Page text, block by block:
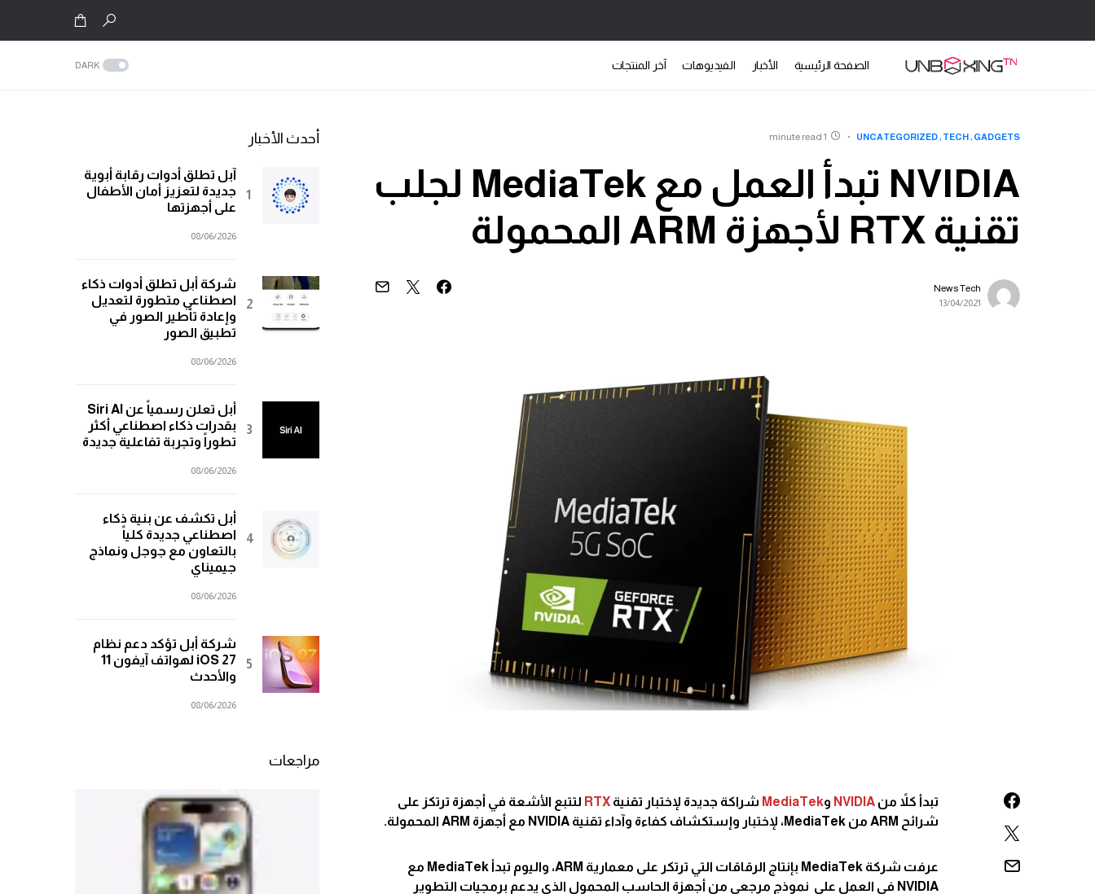
الصفحة الرئيسية الأخبار الفيديوهات آخر المنتجات DARK
GADGETS
TECH
UNCATEGORIZED
1 minute read
NVIDIA تبدأ العمل مع MediaTek لجلب
تقنية RTX لأجهزة ARM المحمولة
News Tech
13/04/2021
تبدأ كلاً من NVIDIA وMediaTek شراكة جديدة لإختبار تقنية RTX لتتبع الأشعة في أجهزة ترتكز على
شرائح ARM من MediaTek، لإختبار وإستكشاف كفاءة وآداء تقنية NVIDIA مع أجهزة ARM المحمولة.
عرفت شركة MediaTek بإنتاج الرقاقات التي ترتكر على معمارية ARM، واليوم تبدأ MediaTek مع
NVIDIA في العمل على نموذج مرجعي من أجهزة الحاسب المحمول الذي يدعم برمجيات التطوير
أحدث الأخبار
آبل تطلق أدوات رقابة أبوية
جديدة لتعزيز أمان الأطفال
على أجهزتها
08/06/2026
شركة أبل تطلق أدوات ذكاء
اصطناعي متطورة لتعديل
وإعادة تأطير الصور في
تطبيق الصور
08/06/2026
أبل تعلن رسمياً عن Siri AI
بقدرات ذكاء اصطناعي أكثر
تطوراً وتجربة تفاعلية جديدة
08/06/2026
أبل تكشف عن بنية ذكاء
اصطناعي جديدة كلياً
بالتعاون مع جوجل ونماذج
جيميناي
08/06/2026
شركة أبل تؤكد دعم نظام
iOS 27 لهواتف آيفون 11
والأحدث
08/06/2026
مراجعات